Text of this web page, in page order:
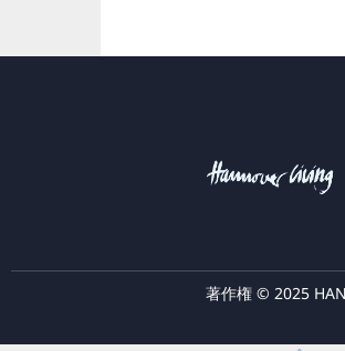
著作権 © 2025